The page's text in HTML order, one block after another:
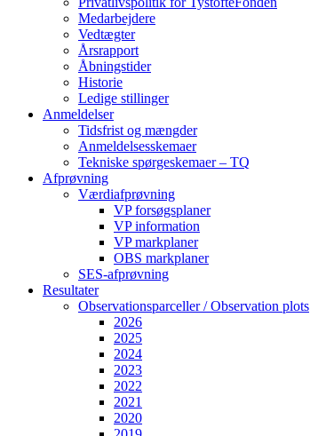
Medarbejdere
Vedtægter
Årsrapport
Åbningstider
Historie
Ledige stillinger
Anmeldelser
Tidsfrist og mængder
Anmeldelsesskemaer
Tekniske spørgeskemaer – TQ
Afprøvning
Værdiafprøvning
VP forsøgsplaner
VP information
VP markplaner
OBS markplaner
SES-afprøvning
Resultater
Observationsparceller / Observation plots
2026
2025
2024
2023
2022
2021
2020